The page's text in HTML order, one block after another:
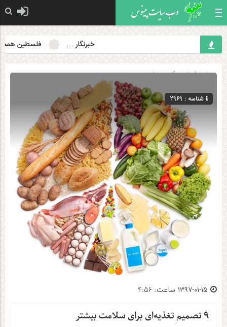
خبرنگار … فلسطین همچنان
صفحه اصلی» گروه »علمی
شناسه : 2969
۹ تصمیم تغذیه‌ای برای سلامت بیشتر